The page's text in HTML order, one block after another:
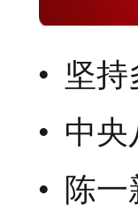
坚持多
中央八
陈一新